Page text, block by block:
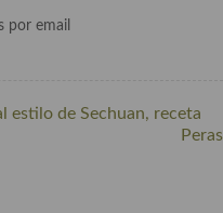
por email
estilo de Sechuan, receta